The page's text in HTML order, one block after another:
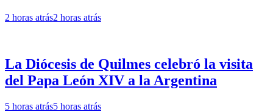
2 horas atrás2 horas atrás
La Diócesis de Quilmes celebró la visita
del Papa León XIV a la Argentina
5 horas atrás5 horas atrás